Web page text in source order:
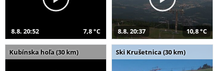
8.8. 20:52 7,8 °C 8.8. 20:37 10,8 °C
Kubínska hoľa (30 km) Ski Krušetnica (30 km)